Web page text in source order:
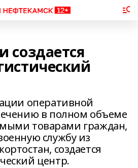
создается
оперативной
в полном объеме
товарами граждан,
службу из
создается
центр.